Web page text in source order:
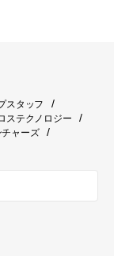
スタッフ /
ステクノロジー /
ャーズ /